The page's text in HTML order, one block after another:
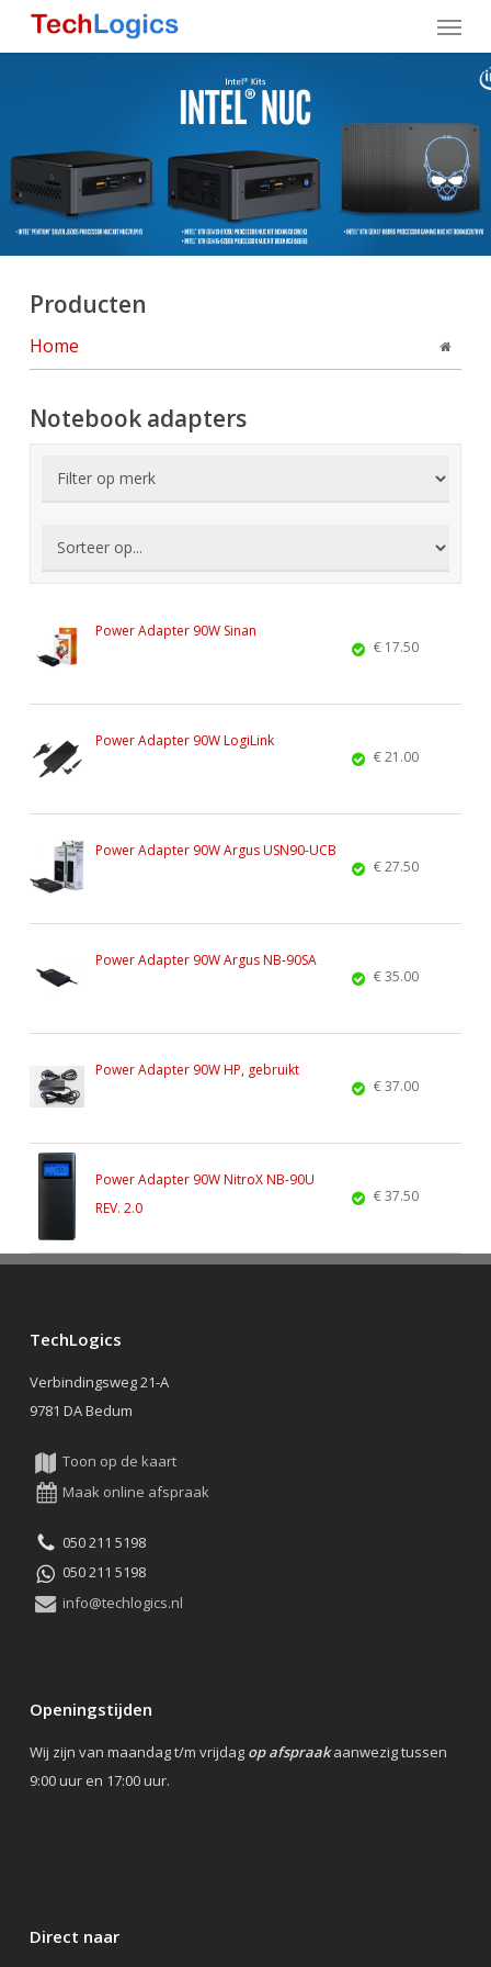
Skip
Menu
Producten
Home
Notebook adapters
Power Adapter 90W Sinan
€ 17.50
Power Adapter 90W LogiLink
€ 21.00
Power Adapter 90W Argus USN90-UCB
€ 27.50
Power Adapter 90W Argus NB-90SA
€ 35.00
Power Adapter 90W HP, gebruikt
€ 37.00
Power Adapter 90W NitroX NB-90U
REV. 2.0
€ 37.50
TechLogics
Verbindingsweg 21-A
9781 DA Bedum
Toon op de kaart
Maak online afspraak
050 211 5198
050 211 5198
info@techlogics.nl
Openingstijden
Wij zijn van maandag t/m vrijdag op afspraakaanwezig tussen
9:00 uur en 17:00 uur.
Direct naar